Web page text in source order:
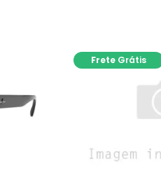
Frete Grátis